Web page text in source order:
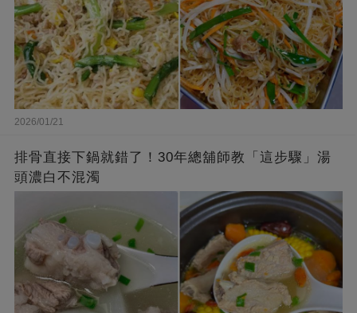
2026/01/21
排骨直接下鍋就錯了！30年總舖師教「這步驟」湯
頭濃白不混濁